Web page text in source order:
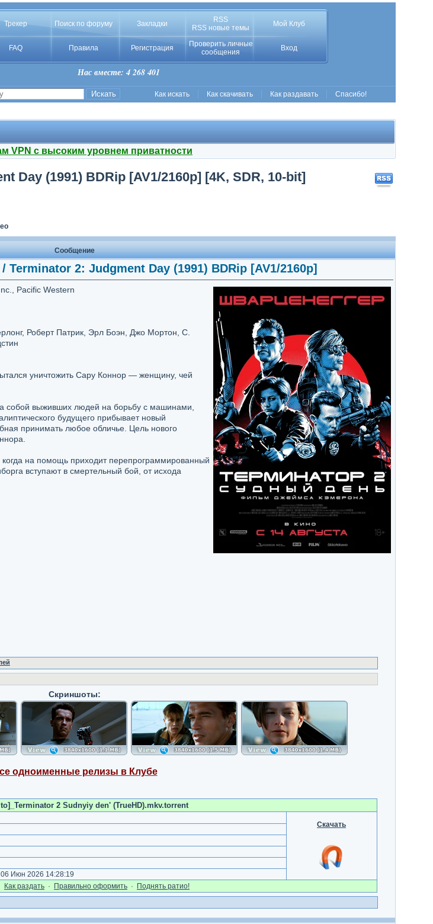
Трекер Поиск по форуму Закладки
RSS
RSS новые темы
Мой Клуб
FAQ Правила Регистрация
Проверить личные
сообщения
Вход
Нас вместе: 4 268 401
Как искать Как скачивать Как раздавать Спасибо!
VPN с высоким уровнем приватности
Day (1991) BDRip [AV1/2160p] [4K, SDR, 10-bit]
Сообщение
2: Judgment Day (1991) BDRip [AV1/2160p]
Pacific Western
Роберт Патрик, Эрл Боэн, Джо Мортон, С.
уничтожить Сару Коннор — женщину, чей
собой выживших людей на борьбу с машинами,
будущего прибывает новый
принимать любое обличье. Цель нового
на помощь приходит перепрограммированный
вступают в смертельный бой, от исхода
Скриншоты:
одноименные релизы в Клубе
2 Sudnyiy den' (TrueHD).mkv.torrent
Скачать
Июн 2026 14:28:19
Как раздать · Правильно оформить · Поднять ратио!